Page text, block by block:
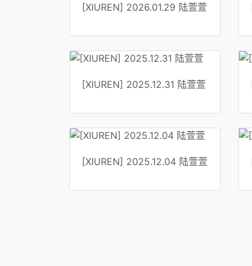
[XIUREN] 2026.01.29 陆萱萱
[XIUREN] 2025.12.31 陆萱萱
[XIUREN] 2025.12.04 陆萱萱